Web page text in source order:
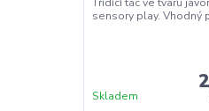
Třídící tác ve tvaru
sensory play. Vhodný
Skladem